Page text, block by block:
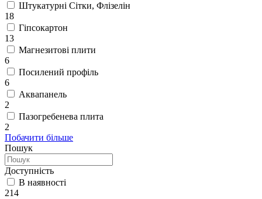
Штукатурні Сітки, Флізелін
18
Гіпсокартон
13
Магнезитові плити
6
Посилений профіль
6
Аквапанель
2
Пазогребенева плита
2
Побачити більше
Пошук
Доступність
В наявності
214